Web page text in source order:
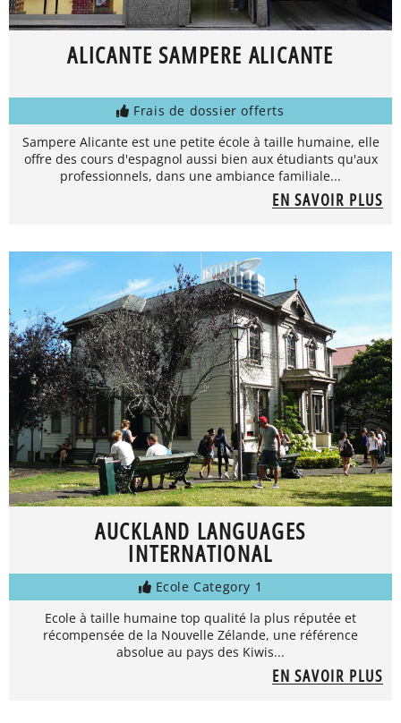
ALICANTE SAMPERE ALICANTE
Frais de dossier offerts
Sampere Alicante est une petite école à taille humaine, elle
offre des cours d'espagnol aussi bien aux étudiants qu'aux
professionnels, dans une ambiance familiale...
EN SAVOIR PLUS
AUCKLAND LANGUAGES
INTERNATIONAL
Ecole Category 1
Ecole à taille humaine top qualité la plus réputée et
récompensée de la Nouvelle Zélande, une référence
absolue au pays des Kiwis...
EN SAVOIR PLUS